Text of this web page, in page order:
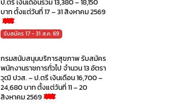
ป.ตรี เงินเดือนรวม 13,380 – 18,150
บาท ตั้งแต่วันที่ 17 – 31 สิงหาคม 2569
รับสมัคร 17 - 31 ส.ค. 69
กรมสนับสนุนบริการสุขภาพ รับสมัคร
พนักงานราชการทั่วไป จำนวน 13 อัตรา
วุฒิ ปวส. – ป.ตรี เงินเดือน 16,700 –
24,680 บาท ตั้งแต่วันที่ 11 – 20
สิงหาคม 2569